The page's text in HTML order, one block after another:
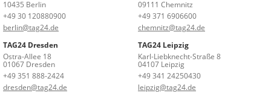
10435 Berlin
+49 30 120880900
berlin@tag24.de
09111 Chemnitz
+49 371 6906600
chemnitz@tag24.de
TAG24 Dresden
Ostra-Allee 18
01067 Dresden
+49 351 888-2424
dresden@tag24.de
TAG24 Leipzig
Karl-Liebknecht-Straße 8
04107 Leipzig
+49 341 24250430
leipzig@tag24.de